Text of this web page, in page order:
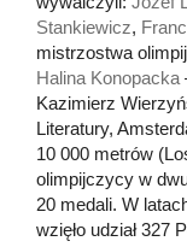
Stankiewicz,
mistrzostwa
Halina Konopacka
Kazimierz
Literatury,
10 000 metrów
olimpijczycy w
20 medali. W
wzięło udział 327